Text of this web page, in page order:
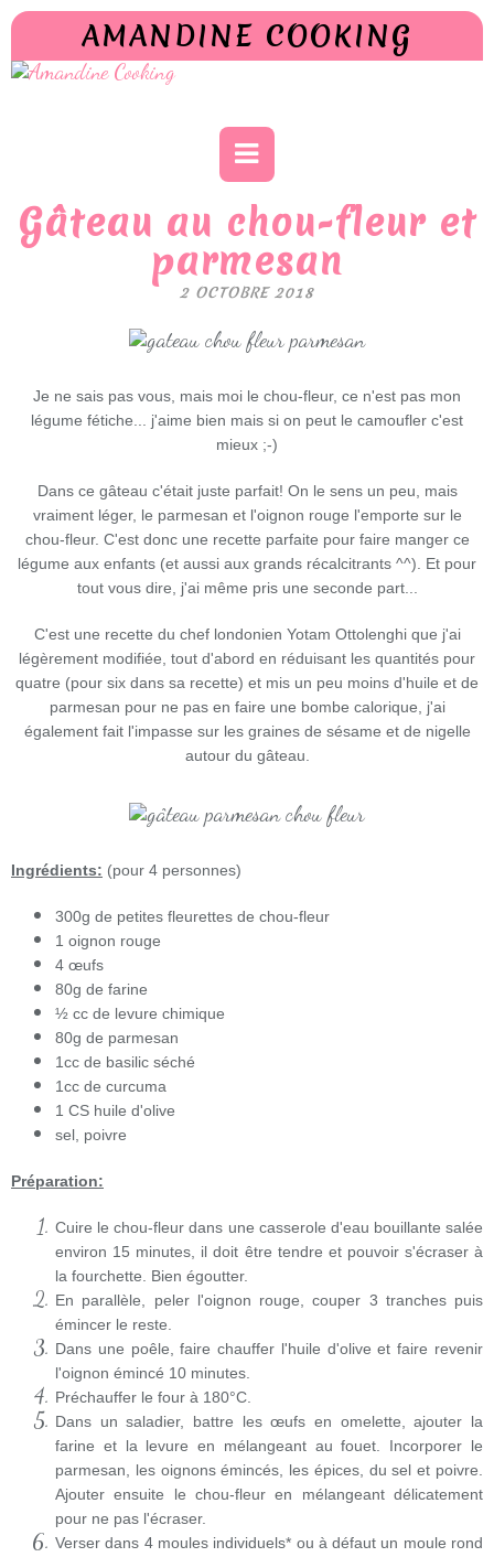
AMANDINE COOKING
Gâteau au chou-fleur et
parmesan
2 OCTOBRE 2018
Je ne sais pas vous, mais moi le chou-fleur, ce n'est pas mon
légume fétiche... j'aime bien mais si on peut le camoufler c'est
mieux ;-)
Dans ce gâteau c'était juste parfait! On le sens un peu, mais
vraiment léger, le parmesan et l'oignon rouge l'emporte sur le
chou-fleur. C'est donc une recette parfaite pour faire manger ce
légume aux enfants (et aussi aux grands récalcitrants ^^). Et pour
tout vous dire, j'ai même pris une seconde part...
C'est une recette du chef londonien Yotam Ottolenghi que j'ai
légèrement modifiée, tout d'abord en réduisant les quantités pour
quatre (pour six dans sa recette) et mis un peu moins d'huile et de
parmesan pour ne pas en faire une bombe calorique, j'ai
également fait l'impasse sur les graines de sésame et de nigelle
autour du gâteau.
Ingrédients: (pour 4 personnes)
300g de petites fleurettes de chou-fleur
1 oignon rouge
4 œufs
80g de farine
½ cc de levure chimique
80g de parmesan
1cc de basilic séché
1cc de curcuma
1 CS huile d'olive
sel, poivre
Préparation:
Cuire le chou-fleur dans une casserole d'eau bouillante salée
environ 15 minutes, il doit être tendre et pouvoir s'écraser à
la fourchette. Bien égoutter.
En parallèle, peler l'oignon rouge, couper 3 tranches puis
émincer le reste.
Dans une poêle, faire chauffer l'huile d'olive et faire revenir
l'oignon émincé 10 minutes.
Préchauffer le four à 180°C.
Dans un saladier, battre les œufs en omelette, ajouter la
farine et la levure en mélangeant au fouet. Incorporer le
parmesan, les oignons émincés, les épices, du sel et poivre.
Ajouter ensuite le chou-fleur en mélangeant délicatement
pour ne pas l'écraser.
Verser dans 4 moules individuels* ou à défaut un moule rond